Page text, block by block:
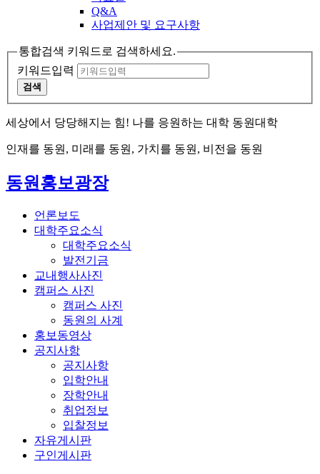
Q&A
사업제안 및 요구사항
통합검색 키워드로 검색하세요.
키워드입력
검색
세상에서 당당해지는 힘! 나를 응원하는 대학 동원대학
인재를 동원, 미래를 동원, 가치를 동원, 비전을 동원
동원홍보광장
언론보도
대학주요소식
대학주요소식
발전기금
교내행사사진
캠퍼스 사진
캠퍼스 사진
동원의 사계
홍보동영상
공지사항
공지사항
입학안내
장학안내
취업정보
입찰정보
자유게시판
구인게시판